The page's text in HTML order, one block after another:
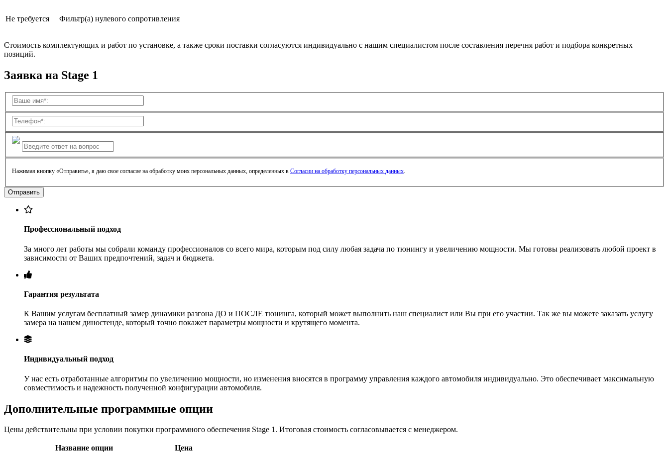
Не требуется Фильтр(а) нулевого сопротивления
Стоимость комплектующих и работ по установке, а также сроки поставки согласуются индивидуально с нашим специалистом после составления перечня работ и подбора конкретных
позиций.
Заявка на Stage 1
Нажимая кнопку «Отправить», я даю свое согласие на обработку моих персональных данных, определенных в Согласии на обработку персональных данных.
Профессиональный подход
За много лет работы мы собрали команду профессионалов со всего мира, которым под силу любая задача по тюнингу и увеличению мощности. Мы готовы реализовать любой проект в
зависимости от Ваших предпочтений, задач и бюджета.
Гарантия результата
К Вашим услугам бесплатный замер динамики разгона ДО и ПОСЛЕ тюнинга, который может выполнить наш специалист или Вы при его участии. Так же вы можете заказать услугу
замера на нашем диностенде, который точно покажет параметры мощности и крутящего момента.
Индивидуальный подход
У нас есть отработанные алгоритмы по увеличению мощности, но изменения вносятся в программу управления каждого автомобиля индивидуально. Это обеспечивает максимальную
совместимость и надежность полученной конфигурации автомобиля.
Дополнительные программные опции
Цены действительны при условии покупки программного обеспечения Stage 1. Итоговая стоимость согласовывается с менеджером.
Название опции
Цена